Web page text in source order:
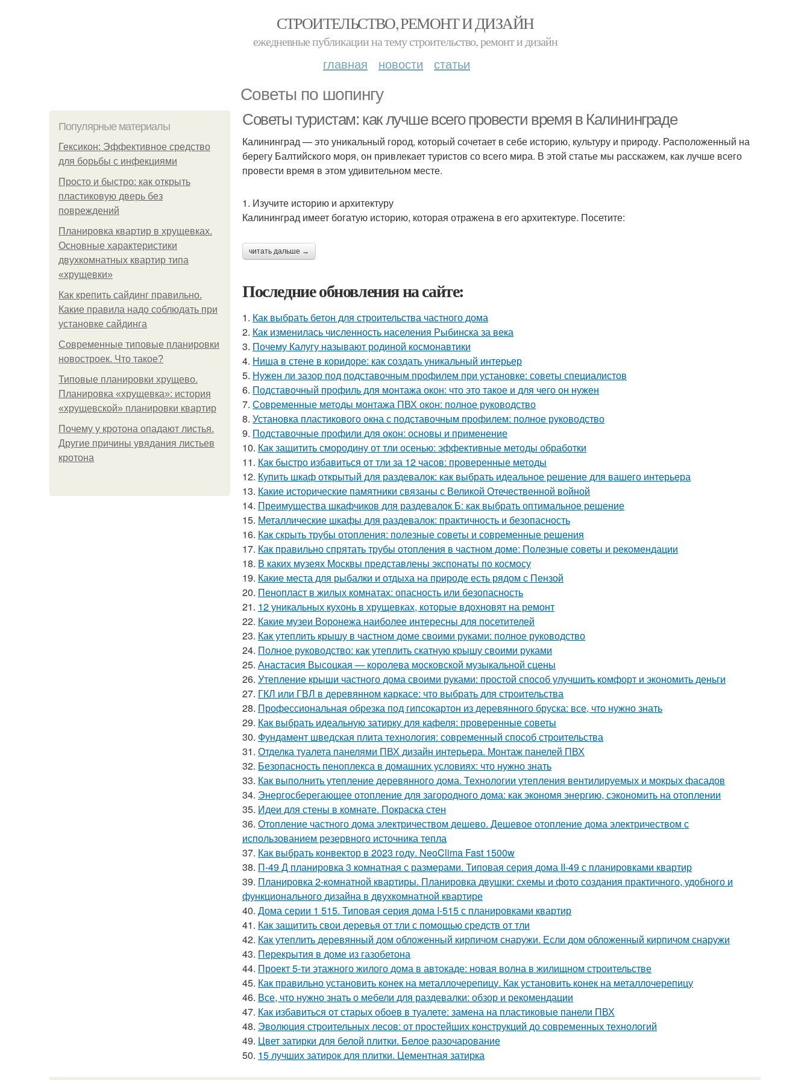
СТРОИТЕЛЬСТВО, РЕМОНТ И ДИЗАЙН
ежедневные публикации на тему строительство, ремонт и дизайн
главная новости статьи
Советы по шопингу
Популярные материалы
Гексикон: Эффективное средство
для борьбы с инфекциями
Просто и быстро: как открыть
пластиковую дверь без
повреждений
Планировка квартир в хрущевках.
Основные характеристики
двухкомнатных квартир типа
«хрущевки»
Как крепить сайдинг правильно.
Какие правила надо соблюдать при
установке сайдинга
Современные типовые планировки
новостроек. Что такое?
Типовые планировки хрущево.
Планировка «хрущевка»: история
«хрущевской» планировки квартир
Почему у кротона опадают листья.
Другие причины увядания листьев
кротона
Советы туристам: как лучше всего провести время в Калининграде
Калининград — это уникальный город, который сочетает в себе историю, культуру и природу. Расположенный на
берегу Балтийского моря, он привлекает туристов со всего мира. В этой статье мы расскажем, как лучше всего
провести время в этом удивительном месте.
1. Изучите историю и архитектуру
Калининград имеет богатую историю, которая отражена в его архитектуре. Посетите:
читать дальше →
Последние обновления на сайте:
1. Как выбрать бетон для строительства частного дома
2. Как изменилась численность населения Рыбинска за века
3. Почему Калугу называют родиной космонавтики
4. Ниша в стене в коридоре: как создать уникальный интерьер
5. Нужен ли зазор под подставочным профилем при установке: советы специалистов
6. Подставочный профиль для монтажа окон: что это такое и для чего он нужен
7. Современные методы монтажа ПВХ окон: полное руководство
8. Установка пластикового окна с подставочным профилем: полное руководство
9. Подставочные профили для окон: основы и применение
10. Как защитить смородину от тли осенью: эффективные методы обработки
11. Как быстро избавиться от тли за 12 часов: проверенные методы
12. Купить шкаф открытый для раздевалок: как выбрать идеальное решение для вашего интерьера
13. Какие исторические памятники связаны с Великой Отечественной войной
14. Преимущества шкафчиков для раздевалок Б: как выбрать оптимальное решение
15. Металлические шкафы для раздевалок: практичность и безопасность
16. Как скрыть трубы отопления: полезные советы и современные решения
17. Как правильно спрятать трубы отопления в частном доме: Полезные советы и рекомендации
18. В каких музеях Москвы представлены экспонаты по космосу
19. Какие места для рыбалки и отдыха на природе есть рядом с Пензой
20. Пенопласт в жилых комнатах: опасность или безопасность
21. 12 уникальных кухонь в хрущевках, которые вдохновят на ремонт
22. Какие музеи Воронежа наиболее интересны для посетителей
23. Как утеплить крышу в частном доме своими руками: полное руководство
24. Полное руководство: как утеплить скатную крышу своими руками
25. Анастасия Высоцкая — королева московской музыкальной сцены
26. Утепление крыши частного дома своими руками: простой способ улучшить комфорт и экономить деньги
27. ГКЛ или ГВЛ в деревянном каркасе: что выбрать для строительства
28. Профессиональная обрезка под гипсокартон из деревянного бруска: все, что нужно знать
29. Как выбрать идеальную затирку для кафеля: проверенные советы
30. Фундамент шведская плита технология: современный способ строительства
31. Отделка туалета панелями ПВХ дизайн интерьера. Монтаж панелей ПВХ
32. Безопасность пеноплекса в домашних условиях: что нужно знать
33. Как выполнить утепление деревянного дома. Технологии утепления вентилируемых и мокрых фасадов
34. Энергосберегающее отопление для загородного дома: как экономя энергию, сэкономить на отоплении
35. Идеи для стены в комнате. Покраска стен
36. Отопление частного дома электричеством дешево. Дешевое отопление дома электричеством с
использованием резервного источника тепла
37. Как выбрать конвектор в 2023 году. NeoClima Fast 1500w
38. П-49 Д планировка 3 комнатная с размерами. Типовая серия дома II-49 с планировками квартир
39. Планировка 2-комнатной квартиры. Планировка двушки: схемы и фото создания практичного, удобного и
функционального дизайна в двухкомнатной квартире
40. Дома серии 1 515. Типовая серия дома I-515 с планировками квартир
41. Как защитить свои деревья от тли с помощью средств от тли
42. Как утеплить деревянный дом обложенный кирпичом снаружи. Если дом обложенный кирпичом снаружи
43. Перекрытия в доме из газобетона
44. Проект 5-ти этажного жилого дома в автокаде: новая волна в жилищном строительстве
45. Как правильно установить конек на металлочерепицу. Как установить конек на металлочерепицу
46. Все, что нужно знать о мебели для раздевалки: обзор и рекомендации
47. Как избавиться от старых обоев в туалете: замена на пластиковые панели ПВХ
48. Эволюция строительных лесов: от простейших конструкций до современных технологий
49. Цвет затирки для белой плитки. Белое разочарование
50. 15 лучших затирок для плитки. Цементная затирка